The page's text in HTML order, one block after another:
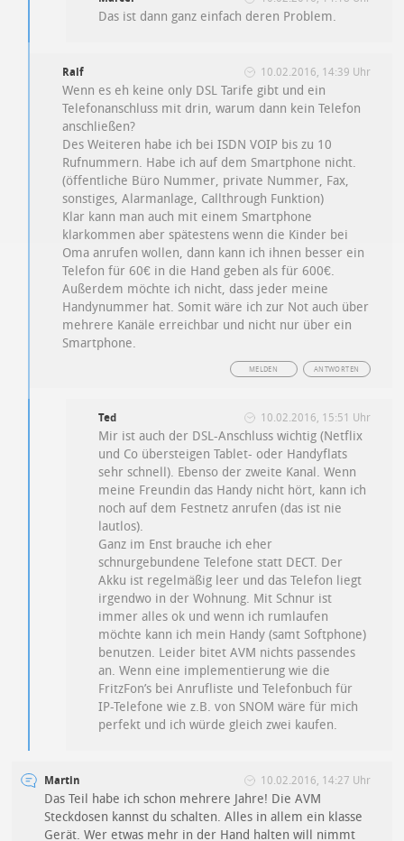
Das ist dann ganz einfach deren Problem.
Ralf 10.02.2016, 14:39 Uhr
Wenn es eh keine only DSL Tarife gibt und ein
Telefonanschluss mit drin, warum dann kein Telefon
anschließen?
Des Weiteren habe ich bei ISDN VOIP bis zu 10
Rufnummern. Habe ich auf dem Smartphone nicht.
(öffentliche Büro Nummer, private Nummer, Fax,
sonstiges, Alarmanlage, Callthrough Funktion)
Klar kann man auch mit einem Smartphone
klarkommen aber spätestens wenn die Kinder bei
Oma anrufen wollen, dann kann ich ihnen besser ein
Telefon für 60€ in die Hand geben als für 600€.
Außerdem möchte ich nicht, dass jeder meine
Handynummer hat. Somit wäre ich zur Not auch über
mehrere Kanäle erreichbar und nicht nur über ein
Smartphone.
ANTWORTEN
MELDEN
Ted 10.02.2016, 15:51 Uhr
Mir ist auch der DSL-Anschluss wichtig (Netflix
und Co übersteigen Tablet- oder Handyflats
sehr schnell). Ebenso der zweite Kanal. Wenn
meine Freundin das Handy nicht hört, kann ich
noch auf dem Festnetz anrufen (das ist nie
lautlos).
Ganz im Enst brauche ich eher
schnurgebundene Telefone statt DECT. Der
Akku ist regelmäßig leer und das Telefon liegt
irgendwo in der Wohnung. Mit Schnur ist
immer alles ok und wenn ich rumlaufen
möchte kann ich mein Handy (samt Softphone)
benutzen. Leider bitet AVM nichts passendes
an. Wenn eine implementierung wie die
FritzFon’s bei Anrufliste und Telefonbuch für
IP-Telefone wie z.B. von SNOM wäre für mich
perfekt und ich würde gleich zwei kaufen.
Martin 10.02.2016, 14:27 Uhr
Das Teil habe ich schon mehrere Jahre! Die AVM
Steckdosen kannst du schalten. Alles in allem ein klasse
Gerät. Wer etwas mehr in der Hand halten will nimmt